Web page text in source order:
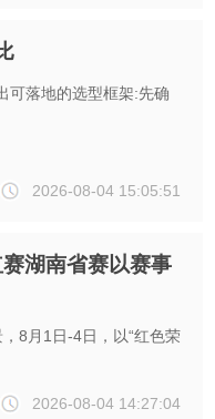
可落地的选型框架:先确
2026-08-04 15:05:51
湖南省赛以赛事
8月1日-4日，以“红色荣
2026-08-04 14:27:04